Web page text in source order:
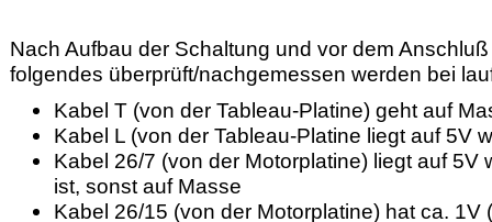
Nach Aufbau der Schaltung und vor dem
folgendes überprüft/nachgemessen werden bei
Kabel T (von der Tableau-Platine) geht auf
Kabel L (von der Tableau-Platine liegt auf 5V
Kabel 26/7 (von der Motorplatine) liegt auf
ist, sonst auf Masse
Kabel 26/15 (von der Motorplatine) hat ca.